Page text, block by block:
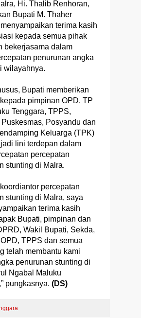
Hi. Thalib Renhoran,
Bupati M. Thaher
terima kasih
kepada semua pihak
bekerjasama dalam
penurunan angka
wilayahnya.
Bupati memberikan
pimpinan OPD, TP
Tenggara, TPPS,
Posyandu dan
Keluarga (TPK)
lini terdepan dalam
percepatan
stunting di Malra.
percepatan
stunting di Malra, saya
terima kasih
Bupati, pimpinan dan
Wakil Bupati, Sekda,
TPPS dan semua
telah membantu kami
penurunan stunting di
Ngabal Maluku
pungkasnya. (DS)